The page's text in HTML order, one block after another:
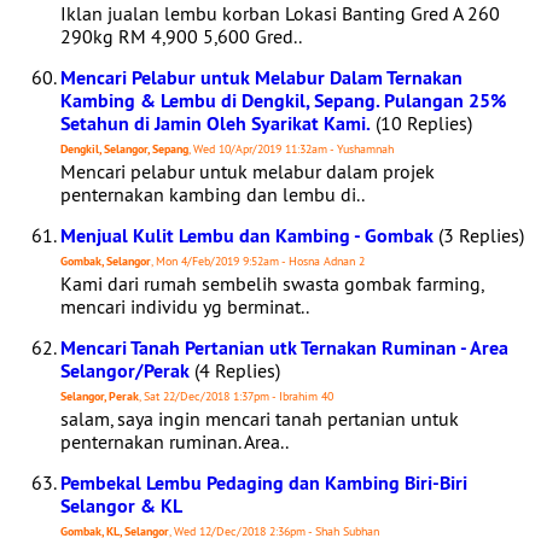
Iklan jualan lembu korban Lokasi Banting Gred A 260
290kg RM 4,900 5,600 Gred..
Mencari Pelabur untuk Melabur Dalam Ternakan
Kambing & Lembu di Dengkil, Sepang. Pulangan 25%
Setahun di Jamin Oleh Syarikat Kami. (10 Replies)
Dengkil, Selangor, Sepang, Wed 10/Apr/2019 11:32am - Yushamnah
Mencari pelabur untuk melabur dalam projek
penternakan kambing dan lembu di..
Menjual Kulit Lembu dan Kambing - Gombak (3 Replies)
Gombak, Selangor, Mon 4/Feb/2019 9:52am - Hosna Adnan 2
Kami dari rumah sembelih swasta gombak farming,
mencari individu yg berminat..
Mencari Tanah Pertanian utk Ternakan Ruminan - Area
Selangor/Perak (4 Replies)
Selangor, Perak, Sat 22/Dec/2018 1:37pm - Ibrahim 40
salam, saya ingin mencari tanah pertanian untuk
penternakan ruminan. Area..
Pembekal Lembu Pedaging dan Kambing Biri-Biri
Selangor & KL
Gombak, KL, Selangor, Wed 12/Dec/2018 2:36pm - Shah Subhan